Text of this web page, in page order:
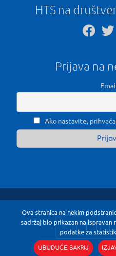
HTS na
Prijava na
Ako nastavite,
Ova stranica na nekim
sadržaj bio prikazan na ispravan
podatke za
UBUDUĆE SAKRIJ